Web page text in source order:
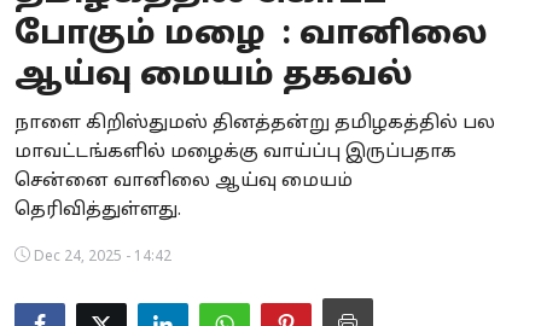
Business
Crime
Tamilnadu
National
World
Astrology
போகும் மழை : வானிலை
ஆய்வு மையம் தகவல்
நாளை கிறிஸ்துமஸ் தினத்தன்று தமிழகத்தில் பல
மாவட்டங்களில் மழைக்கு வாய்ப்பு இருப்பதாக
சென்னை வானிலை ஆய்வு மையம்
தெரிவித்துள்ளது.
Dec 24, 2025 - 14:42